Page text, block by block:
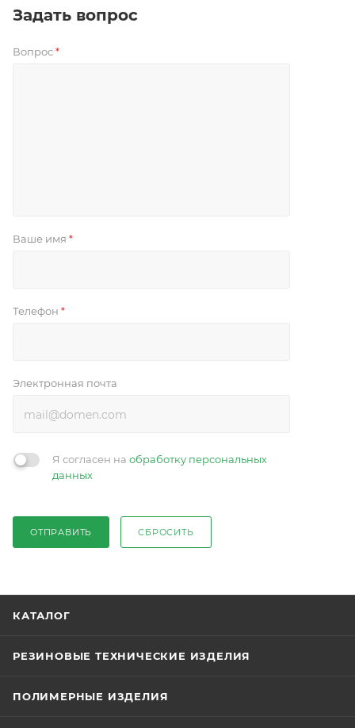
Задать вопрос
Вопрос *
Ваше имя *
Телефон *
Электронная почта
Я согласен на обработку персональных
данных
ОТПРАВИТЬ СБРОСИТЬ
КАТАЛОГ
РЕЗИНОВЫЕ ТЕХНИЧЕСКИЕ ИЗДЕЛИЯ
ПОЛИМЕРНЫЕ ИЗДЕЛИЯ